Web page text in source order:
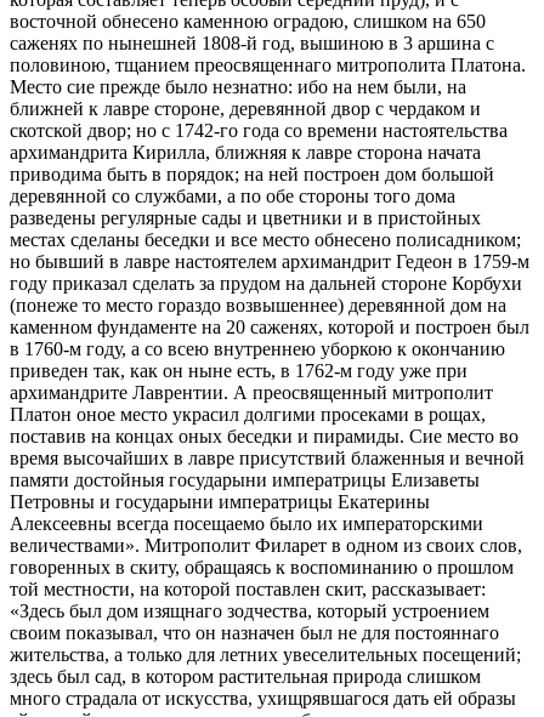
восточной обнесено каменною оградою, слишком на 650
саженях по нынешней 1808-й год, вышиною в 3 аршина с
половиною, тщанием преосвященнаго митрополита Платона.
Место сие прежде было незнатно: ибо на нем были, на
ближней к лавре стороне, деревянной двор с чердаком и
скотской двор; но с 1742-го года со времени настоятельства
архимандрита Кирилла, ближняя к лавре сторона начата
приводима быть в порядок; на ней построен дом большой
деревянной со службами, а по обе стороны того дома
разведены регулярные сады и цветники и в пристойных
местах сделаны беседки и все место обнесено полисадником;
но бывший в лавре настоятелем архимандрит Гедеон в 1759-м
году приказал сделать за прудом на дальней стороне Корбухи
(понеже то место гораздо возвышеннее) деревянной дом на
каменном фундаменте на 20 саженях, которой и построен был
в 1760-м году, а со всею внутреннею уборкою к окончанию
приведен так, как он ныне есть, в 1762-м году уже при
архимандрите Лаврентии. А преосвященный митрополит
Платон оное место украсил долгими просеками в рощах,
поставив на концах оных беседки и пирамиды. Сие место во
время высочайших в лавре присутствий блаженныя и вечной
памяти достойныя государыни императрицы Елизаветы
Петровны и государыни императрицы Екатерины
Алексеевны всегда посещаемо было их императорскими
величествами». Митрополит Филарет в одном из своих слов,
говоренных в скиту, обращаясь к воспоминанию о прошлом
той местности, на которой поставлен скит, рассказывает:
«Здесь был дом изящнаго зодчества, который устроением
своим показывал, что он назначен был не для постояннаго
жительства, а только для летних увеселительных посещений;
здесь был сад, в котором растительная природа слишком
много страдала от искусства, ухищрявшагося дать ей образы